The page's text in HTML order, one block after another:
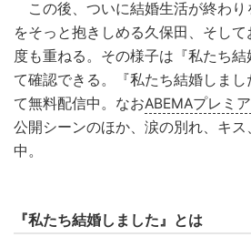
この後、ついに結婚生活が終わり
をそっと抱きしめる久保田、そし
度も重ねる。その様子は『私たち
て確認できる。『私たち結婚しま
て無料配信中。なおABEMAプレミ
公開シーンのほか、涙の別れ、キ
中。
『私たち結婚しました』とは